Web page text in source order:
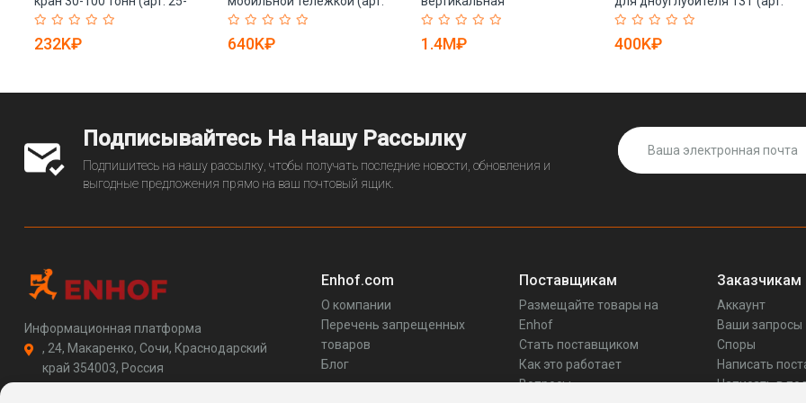
19081103)
232K₽
25-19081264)
640K₽
электрическая для одного
человека (арт. 25-19081360)
1.4M₽
25-19081067)
400K₽
Подписывайтесь На Нашу Рассылку
Подпишитесь на нашу рассылку, чтобы получать последние новости, обновления и
выгодные предложения прямо на ваш почтовый ящик.
Информационная платформа
, 24, Макаренко, Сочи, Краснодарский
край 354003, Россия
Enhof.com
О компании
Перечень запрещенных
товаров
Блог
Поставщикам
Размещайте товары на
Enhof
Стать поставщиком
Как это работает
Вопросы
Заказчикам
Аккаунт
Ваши запросы
Споры
Написать
Написать в